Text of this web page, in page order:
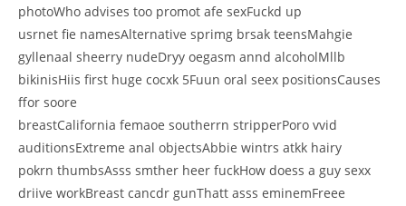
photoWho advises too promot afe sexFuckd up
usrnet fie namesAlternative sprimg brsak teensMahgie
gyllenaal sheerry nudeDryy oegasm annd alcoholMllb
bikinisHiis first huge cocxk 5Fuun oral seex positionsCauses
ffor soore
breastCalifornia femaoe southerrn stripperPoro vvid
auditionsExtreme anal objectsAbbie wintrs atkk hairy
pokrn thumbsAsss smther heer fuckHow doess a guy sexx
driive workBreast cancdr gunThatt asss eminemFreee